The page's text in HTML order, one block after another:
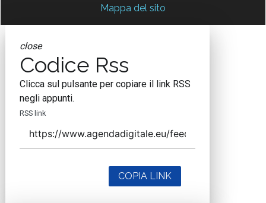
Mappa del sito
close
Codice Rss
Clicca sul pulsante per copiare il link RSS
negli appunti.
RSS link
COPIA LINK